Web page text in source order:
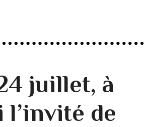
juillet, à
l’invité de